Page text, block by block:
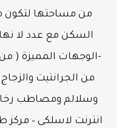
من مساحتها لتكون
السكن مع عدد لا
-الوجهات المميزة (
وسلالم ومصاطب
انترنت لاسلكى – مركز